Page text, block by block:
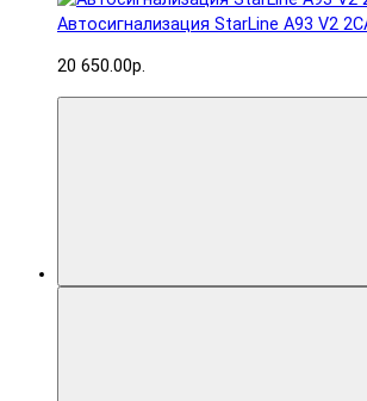
Автосигнализация StarLine A93 V2
20 650.00р.